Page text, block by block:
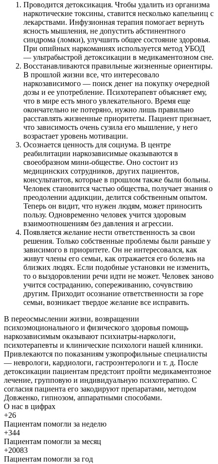
Проводится детоксикация. Чтобы удалить из организма
наркотические токсины, ставится несколько капельниц с
лекарствами. Инфузионная терапия помогает вернуть
ясность мышления, не допустить абстинентного
синдрома (ломки), улучшить общее состояние здоровья.
При опийных наркоманиях используется метод УБОД
— ультрабыстрой детоксикации в медикаментозном сне.
Восстанавливаются правильные жизненные ориентиры.
В прошлой жизни все, что интересовало
наркозависимого — поиск денег на покупку очередной
дозы и ее употребление. Психотерапевт объясняет ему,
что в мире есть много увлекательного. Время еще
окончательно не потеряно, нужно лишь правильно
расставлять жизненные приоритеты. Пациент признает,
что зависимость очень сузила его мышление, у него
возрастает уровень мотивации.
Осознается ценность для социума. В центре
реабилитации наркозависимые оказываются в
своеобразном мини-обществе. Оно состоит из
медицинских сотрудников, других пациентов,
консультантов, которые в прошлом также были больны.
Человек становится частью общества, получает знания о
преодолении аддикции, делится собственным опытом.
Теперь он видит, что нужен людям, может приносить
пользу. Одновременно человек учится здоровым
взаимоотношениям без давления и агрессии.
Появляется желание нести ответственность за свои
решения. Только собственные проблемы были раньше у
зависимого в приоритете. Он не интересовался, как
живут члены его семьи, как отражается его болезнь на
близких людях. Если подобные установки не изменить,
то о выздоровлении речи идти не может. Человек заново
учится состраданию, сопереживанию, сочувствию
другим. Приходит осознание ответственности за горе
семьи, возникает твердое желание все исправить.
В переосмыслении жизни, возвращении
психоэмоционального и физического здоровья помощь
наркозависимым оказывают психиатры-наркологи,
психотерапевты и клинические психологи нашей клиники.
Привлекаются по показаниям узкопрофильные специалисты
— неврологи, кардиологи, гастроэнтерологи и т. д. После
детоксикации пациентам предстоит пройти медикаментозное
лечение, групповую и индивидуальную психотерапию. С
согласия пациента его закодируют препаратами, методом
Довженко, гипнозом, аппаратными способами.
О нас в цифрах
+26
Пациентам помогли за неделю
+344
Пациентам помогли за месяц
+20083
Пациентам помогли за год